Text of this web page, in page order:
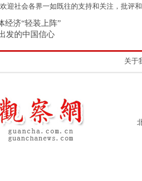
迎社会各界一如既往的支持和关注，批评和
经济“轻装上阵”
发的中国信心
关于